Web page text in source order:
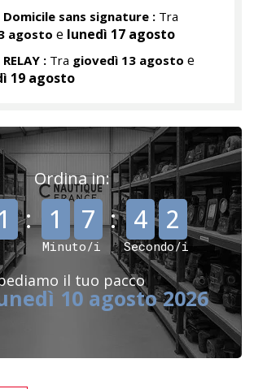
Domicile sans signature : Tra
agosto e lunedì 17 agosto
: Tra giovedì 13 agosto e
19 agosto
Ordina in:
: 1 7 :
Minuto/i
, 4 2
Secondo/i
il tuo pacco
10 agosto 2026